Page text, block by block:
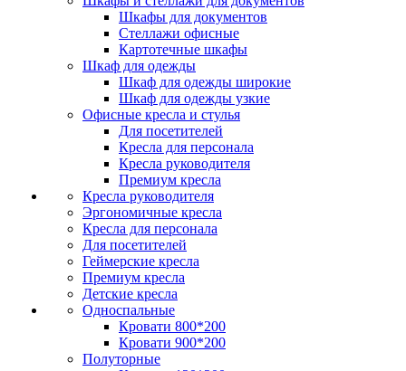
Шкафы для документов
Стеллажи офисные
Картотечные шкафы
Шкаф для одежды
Шкаф для одежды широкие
Шкаф для одежды узкие
Офисные кресла и стулья
Для посетителей
Кресла для персонала
Кресла руководителя
Премиум кресла
Кресла руководителя
Эргономичные кресла
Кресла для персонала
Для посетителей
Геймерские кресла
Премиум кресла
Детские кресла
Односпальные
Кровати 800*200
Кровати 900*200
Полуторные